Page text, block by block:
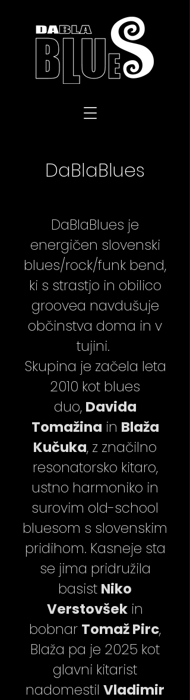
DaBlaBlues
DaBlaBlues je
energičen slovenski
blues/rock/funk bend,
ki s strastjo in obilico
groovea navdušuje
občinstva doma in v
tujini.
Skupina je začela leta
2010 kot blues
duo, Davida
Tomažina in Blaža
Kučuka, z značilno
resonatorsko kitaro,
ustno harmoniko in
surovim old-school
bluesom s slovenskim
pridihom. Kasneje sta
se jima pridružila
basist Niko
Verstovšek in
bobnar Tomaž Pirc,
Blaža pa je 2025 kot
glavni kitarist
nadomestil Vladimir